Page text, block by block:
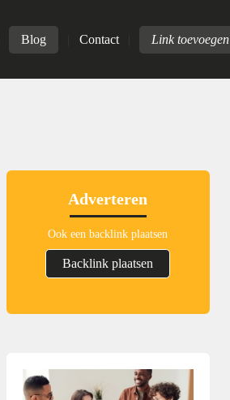
Blog Contact Link toevoegen
Adverteren
Ook een backlink plaatsen
Backlink plaatsen